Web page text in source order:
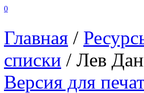
0
Главная /
списки / Лев
Версия для